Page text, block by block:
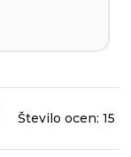
Število ocen: 15